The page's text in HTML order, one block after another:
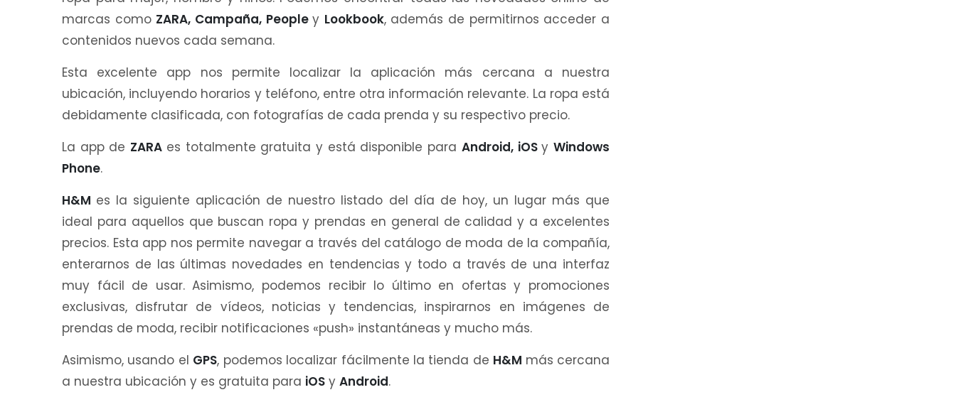
marcas como ZARA, Campaña, Peopley Lookbook, además de permitirnos acceder a
contenidos nuevos cada semana.
Esta excelente app nos permite localizar la aplicación más cercana a nuestra
ubicación, incluyendo horarios y teléfono, entre otra información relevante. La ropa está
debidamente clasificada, con fotografías de cada prenda y su respectivo precio.
La app de ZARA es totalmente gratuita y está disponible para Android, iOSyWindows
Phone.
H&M es la siguiente aplicación de nuestro listado del día de hoy, un lugar más que
ideal para aquellos que buscan ropa y prendas en general de calidad y a excelentes
precios. Esta app nos permite navegar a través del catálogo de moda de la compañía,
enterarnos de las últimas novedades en tendencias y todo a través de una interfaz
muy fácil de usar. Asimismo, podemos recibir lo último en ofertas y promociones
exclusivas, disfrutar de vídeos, noticias y tendencias, inspirarnos en imágenes de
prendas de moda, recibir notificaciones «push» instantáneas y mucho más.
Asimismo, usando el GPS, podemos localizar fácilmente la tienda de H&M más cercana
a nuestra ubicación y es gratuita para iOS y Android.